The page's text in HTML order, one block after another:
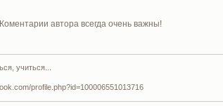
Коментарии автора всегда очень важны!
учиться...
profile.php?id=100006551013716